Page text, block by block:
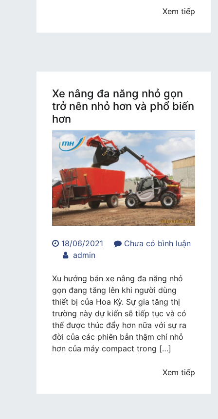
Xem tiếp
Xe nâng đa năng nhỏ gọn
trở nên nhỏ hơn và phổ biến
hơn
18/06/2021
Chưa có bình luận
trong
nâng
đa
năng
nhỏ
gọn
trở
nên
admin
Xu hướng bán xe nâng đa năng nhỏ
gọn đang tăng lên khi người dùng
thiết bị của Hoa Kỳ. Sự gia tăng thị
trường này dự kiến sẽ tiếp tục và có
thể được thúc đẩy hơn nữa với sự ra
đời của các phiên bản thậm chí nhỏ
hơn của máy compact trong […]
Xem tiếp